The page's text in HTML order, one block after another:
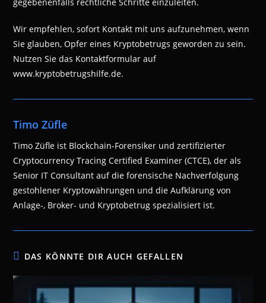
gegebenenfalls rechtliche Schritte einzuleiten.
Wir empfehlen, sofort Kontakt mit uns aufzunehmen, wenn
Sie glauben, Opfer eines Kryptobetrugs geworden zu sein.
Nutzen Sie das Kontaktformular auf
www.kryptobetrugshilfe.de.
Timo Züfle
Timo Züfle ist Blockchain-Forensiker und zertifizierter
Cryptocurrency Tracing Certified Examiner (CTCE), der als
Senior IT Consultant auf die forensische Nachverfolgung
gestohlener Kryptowährungen und die Aufklärung von
Anlage-, Broker- und Kryptobetrug spezialisiert ist.
DAS KÖNNTE DIR AUCH GEFALLEN